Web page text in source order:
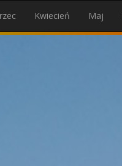
Kwiecień Maj